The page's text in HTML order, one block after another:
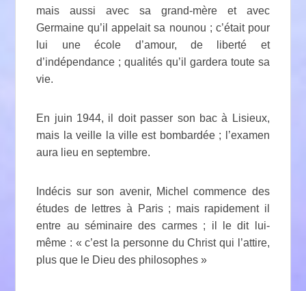
mais aussi avec sa grand-mère et avec
Germaine qu’il appelait sa nounou ; c’était pour
lui une école d’amour, de liberté et
d’indépendance ; qualités qu’il gardera toute sa
vie.
En juin 1944, il doit passer son bac à Lisieux,
mais la veille la ville est bombardée ; l’examen
aura lieu en septembre.
Indécis sur son avenir, Michel commence des
études de lettres à Paris ; mais rapidement il
entre au séminaire des carmes ; il le dit lui-
même : « c’est la personne du Christ qui l’attire,
plus que le Dieu des philosophes »